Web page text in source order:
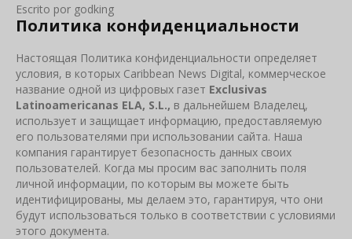
Escrito por godking
Политика конфиденциальности
Настоящая Политика конфиденциальности определяет
условия, в которых Caribbean News Digital, коммерческое
название одной из цифровых газет Exclusivas
Latinoamericanas ELA, S.L., в дальнейшем Владелец,
использует и защищает информацию, предоставляемую
его пользователями при использовании сайта. Наша
компания гарантирует безопасность данных своих
пользователей. Когда мы просим вас заполнить поля
личной информации, по которым вы можете быть
идентифицированы, мы делаем это, гарантируя, что они
будут использоваться только в соответствии с условиями
этого документа.